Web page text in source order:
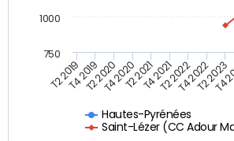
Hautes-Pyrénées
Saint-Lézer (CC Adour
T2 2019T4 2019T2 2020T4 2020T2 2021T4 2021T2 2022T4 2022T2 2023
T4
750
1000